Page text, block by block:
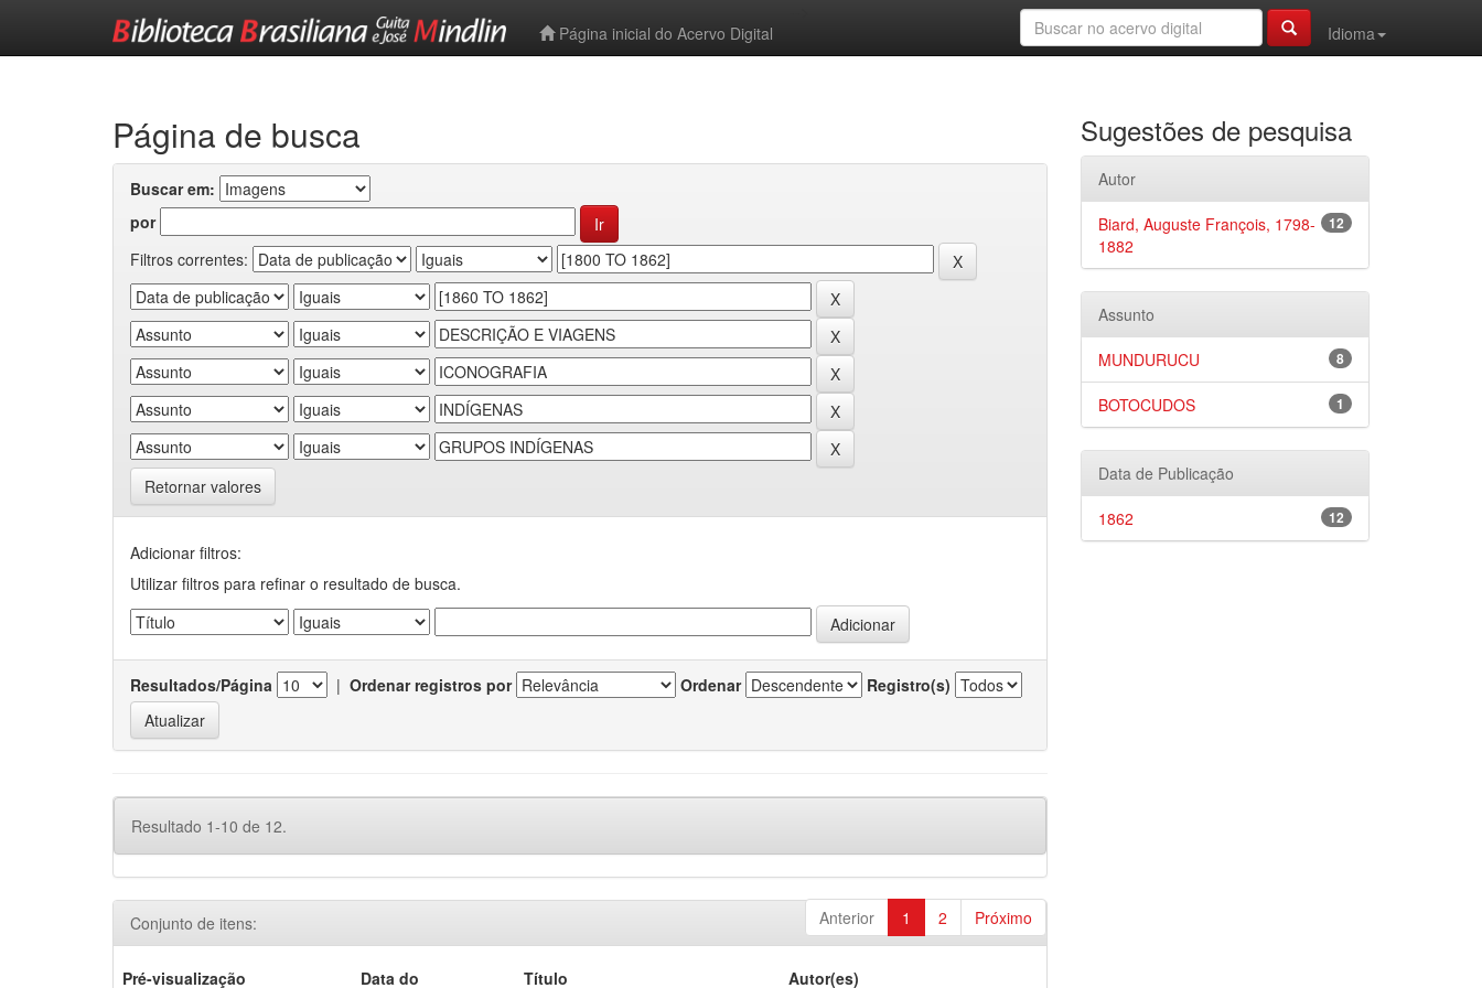
Página inicial do Acervo Digital
Idioma
Página de busca
Buscar em:
por
Filtros correntes:
Retornar valores
Adicionar filtros:
Utilizar filtros para refinar o resultado de busca.
Resultados/Página | Ordenar registros por Ordenar Registro(s)
Resultado 1-10 de 12.
Anterior 1 2 Próximo
Conjunto de itens:
Pré-visualização
Data do
Título Autor(es)
Sugestões de pesquisa
Autor
12
Biard, Auguste François, 1798-
1882
Assunto
8
MUNDURUCU
1
BOTOCUDOS
Data de Publicação
12
1862